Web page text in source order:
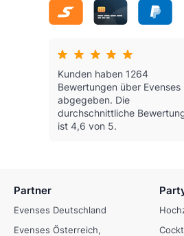
Kunden haben 1264
Bewertungen über Evenses
abgegeben. Die
durchschnittliche
ist 4,6 von 5.
Partner
Evenses Deutschland
Evenses Österreich